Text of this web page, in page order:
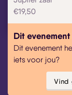
€19,50
Dit
Dit evenement
iets voor jou?
Vind